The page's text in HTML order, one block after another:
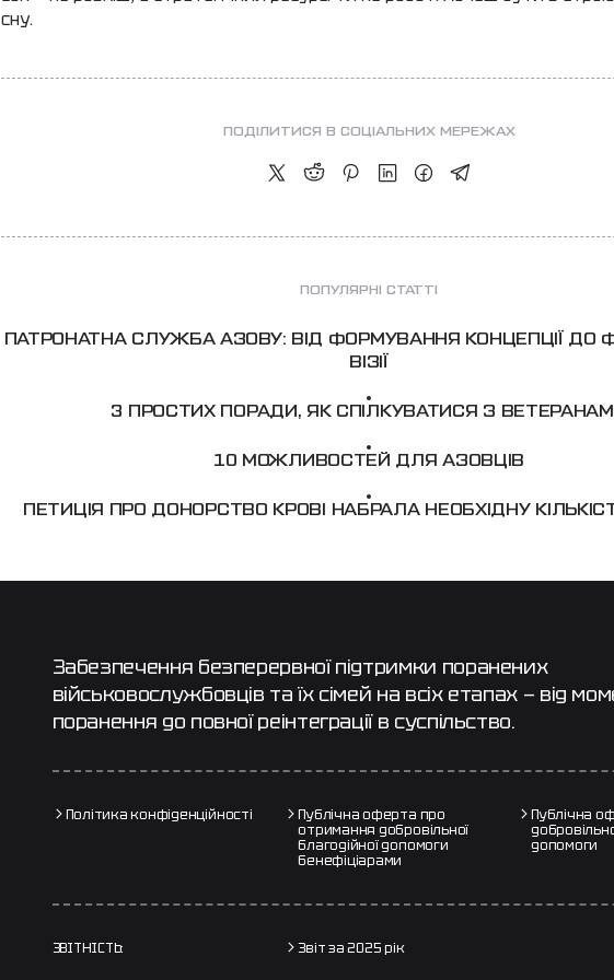
сну.
ПОДІЛИТИСЯ В СОЦІАЛЬНИХ МЕРЕЖАХ
ПОПУЛЯРНІ СТАТТІ
ПАТРОНАТНА СЛУЖБА АЗОВУ: ВІД ФОРМУВАННЯ КОНЦЕПЦІЇ ДО
ВІЗІЇ
3 ПРОСТИХ ПОРАДИ, ЯК СПІЛКУВАТИСЯ З
10 МОЖЛИВОСТЕЙ ДЛЯ АЗОВЦІВ
ПЕТИЦІЯ ПРО ДОНОРСТВО КРОВІ НАБРАЛА НЕОБХІДНУ
Забезпечення безперервної підтримки поранених
військовослужбовців та їх сімей на всіх етапах — від
поранення до повної реінтеграції в суспільство.
Політика конфіденційності
Публічна оферта про
отримання добровільної
благодійної допомоги
бенефіціарами
Публічна
допомоги
ЗВІТНІСТЬ: Звіт за 2025 рік